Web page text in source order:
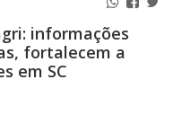
informações
fortalecem a
em SC